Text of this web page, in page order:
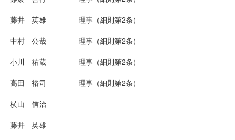
藤井 英雄 理事（細則第2条）
中村 公哉 理事（細則第2条）
小川 祐蔵 理事（細則第2条）
髙田 裕司 理事（細則第2条）
横山 信治
藤井 英雄